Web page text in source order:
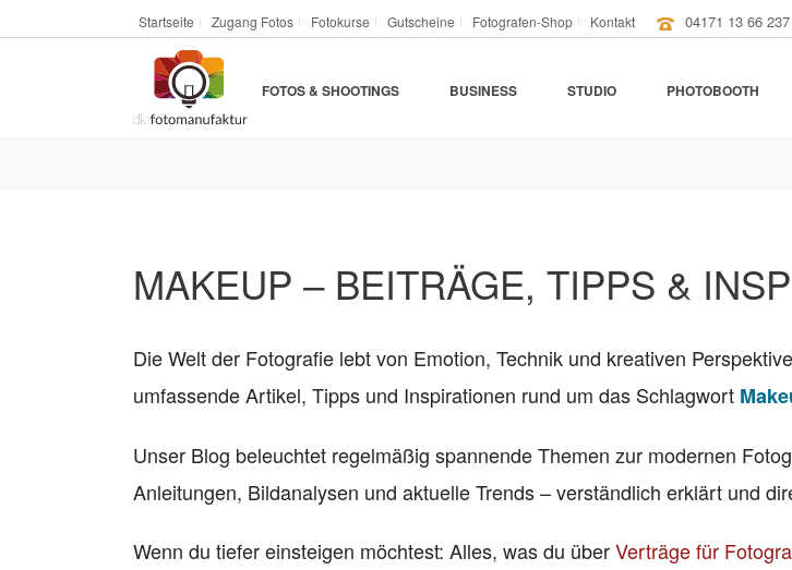
Startseite Zugang Fotos Fotokurse Gutscheine Fotografen-Shop Kontakt 04171 13 66 237
FOTOS & SHOOTINGS BUSINESS STUDIO PHOTOBOOTH
MAKEUP – BEITRÄGE, TIPPS &
Die Welt der Fotografie lebt von Emotion, Technik und kreativen
umfassende Artikel, Tipps und Inspirationen rund um das Schlagwort
Unser Blog beleuchtet regelmäßig spannende Themen zur modernen
Anleitungen, Bildanalysen und aktuelle Trends – verständlich erklärt und
Wenn du tiefer einsteigen möchtest: Alles, was du überVerträge für